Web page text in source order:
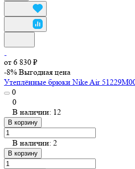
от 6 830 ₽
-8% Выгодная цена
Утеплённые брюки Nike Air
0
0
В наличии: 12
В корзину
В наличии: 2
В корзину